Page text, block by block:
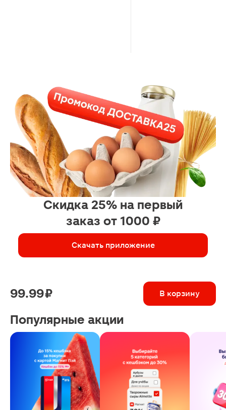
Скидка 25% на первый
заказ от 1000 ₽
Скачать приложение
99.99 ₽ В корзину
Популярные акции